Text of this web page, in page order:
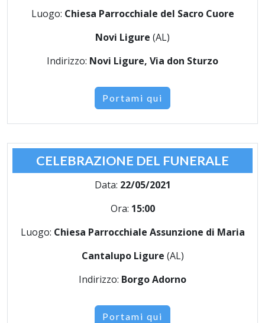
Luogo: Chiesa Parrocchiale del Sacro Cuore
Novi Ligure (AL)
Indirizzo: Novi Ligure, Via don Sturzo
Portami qui
CELEBRAZIONE DEL FUNERALE
Data: 22/05/2021
Ora: 15:00
Luogo: Chiesa Parrocchiale Assunzione di Maria
Cantalupo Ligure (AL)
Indirizzo: Borgo Adorno
Portami qui